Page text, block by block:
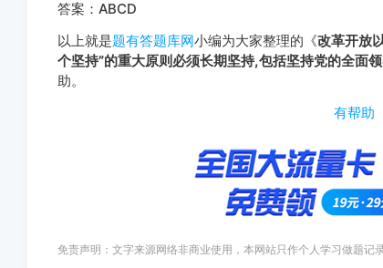
答案：ABCD
以上就是题有答题库网小编为大家整理的《改革开放
个坚持”的重大原则必须长期坚持,包括坚持党的全面
助。
有帮助
免责声明：文字来源网络非商业使用，本网站只作个人学习做题记